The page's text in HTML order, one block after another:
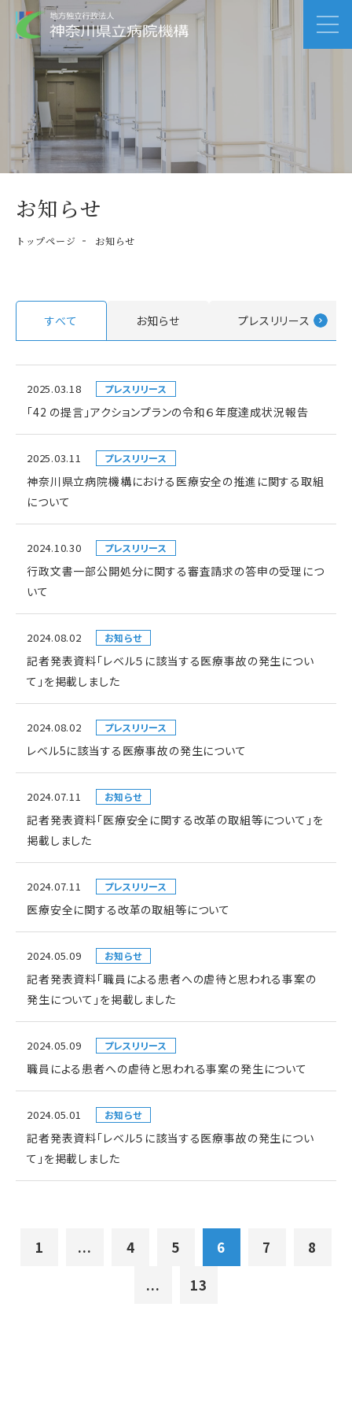
お知らせ
トップページ お知らせ
すべて お知らせ プレスリリース
2025.03.18 プレスリリース
「42 の提言」アクションプランの令和６年度達成状況報告
2025.03.11 プレスリリース
神奈川県立病院機構における医療安全の推進に関する取組
について
2024.10.30 プレスリリース
行政文書一部公開処分に関する審査請求の答申の受理につ
いて
2024.08.02 お知らせ
記者発表資料「レベル５に該当する医療事故の発生につい
て」を掲載しました
2024.08.02 プレスリリース
レベル5に該当する医療事故の発生について
2024.07.11 お知らせ
記者発表資料「医療安全に関する改革の取組等について」を
掲載しました
2024.07.11 プレスリリース
医療安全に関する改革の取組等について
2024.05.09 お知らせ
記者発表資料「職員による患者への虐待と思われる事案の
発生について」を掲載しました
2024.05.09 プレスリリース
職員による患者への虐待と思われる事案の発生について
2024.05.01 お知らせ
記者発表資料「レベル５に該当する医療事故の発生につい
て」を掲載しました
1 ... 4 5 6 7
8
...
13